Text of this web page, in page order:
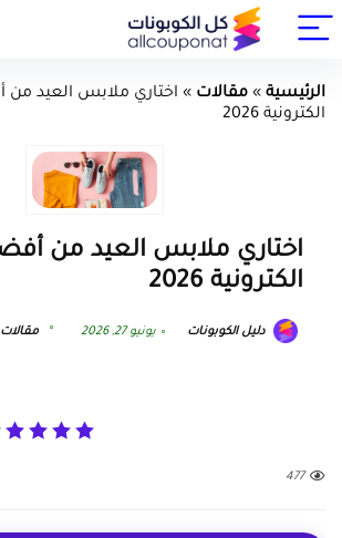
الرئيسية » مقالات »
الكترونية 2026
الكترونية 2026
دليل الكوبونات يونيو 27, 2026 مقالات
477